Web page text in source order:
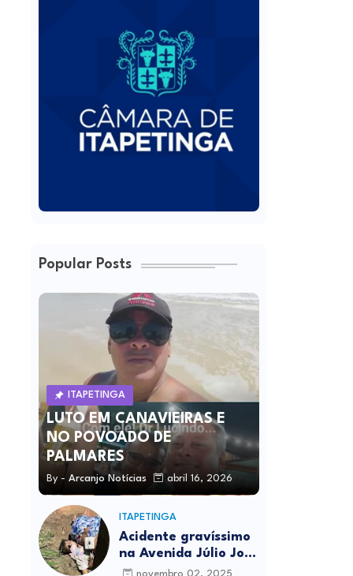
Popular Posts
ITAPETINGA
LUTO EM CANAVIEIRAS E
NO POVOADO DE
PALMARES
By - Arcanjo Notícias abril 16, 2026
ITAPETINGA
Acidente gravíssimo
na Avenida Júlio José
Rodrigues deixa um